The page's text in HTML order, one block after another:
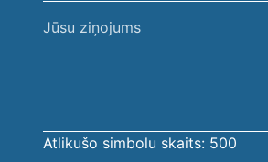
Jūsu
Atlikušo simbolu skaits: 500